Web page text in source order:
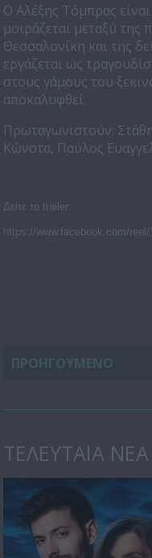
Ο Αλέξης Τόμπρας
μοιράζεται μεταξύ
Θεσσαλονίκη και της
εργάζεται ως
στους γάμους του
αποκαλυφθεί.
Πρωταγωνιστούν:
Κώνστα, Παύλος
Δείτε το trailer:
https://www.facebook.com/reel/
ΠΡΟΗΓΟΥΜΕΝΟ
ΤΕΛΕΥΤΑΙΑ ΝΕΑ